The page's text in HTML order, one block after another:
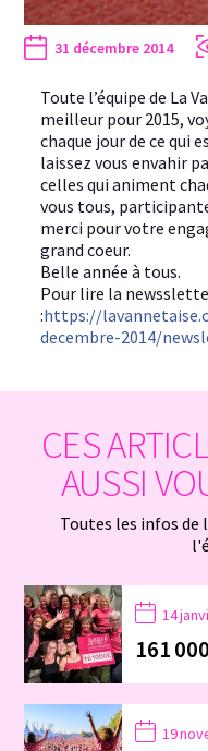
31 décembre 2014
Toute l’équipe de La
meilleur pour 2015,
chaque jour de ce qui
laissez vous envahir
celles qui animent
vous tous,
merci pour votre
grand coeur.
Belle année à tous.
Pour lire la
:https://
decembre-2014/
CES
AUSSI
Toutes les infos
14
161
19